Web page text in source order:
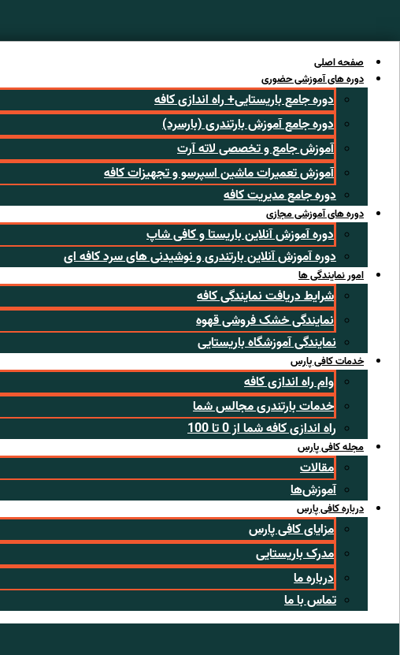
صفحه اصلی
دوره های آموزشی حضوری
دوره جامع باریستایی+ راه اندازی کافه
دوره جامع آموزش بارتندری (بارسرد)
آموزش جامع و تخصصی لاته آرت
آموزش تعمیرات ماشین اسپرسو و تجهیزات کافه
دوره جامع مدیریت کافه
دوره های آموزشی مجازی
دوره آموزش آنلاین باریستا و کافی شاپ
دوره آموزش آنلاین بارتندری و نوشیدنی های سرد کافه ای
امور نمایندگی ها
شرایط دریافت نمایندگی کافه
نمایندگی خشک فروشی قهوه
نمایندگی آموزشگاه باریستایی
خدمات کافی پارس
وام راه اندازی کافه
خدمات بارتندری مجالس شما
راه اندازی کافه شما از 0 تا 100
مجله کافی پارس
مقالات
آموزش‌ها
درباره کافی پارس
مزایای کافی پارس
مدرک باریستایی
درباره ما
تماس با ما